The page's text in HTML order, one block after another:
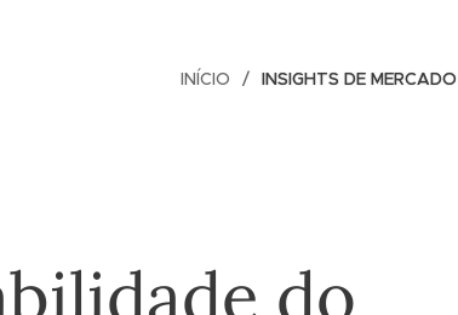
INÍCIO INSIGHTS DE MERCADO
do